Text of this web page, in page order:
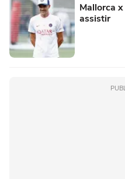
Mallorca
assistir